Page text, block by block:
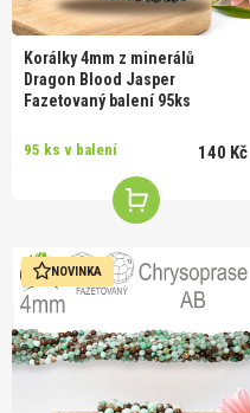
Korálky 4mm z minerálů
Dragon Blood Jasper
Fazetovaný balení 95ks
95 ks v balení 140 Kč
NOVINKA